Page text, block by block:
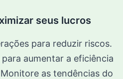
seus lucros
para reduzir riscos.
aumentar a eficiência
as tendências do